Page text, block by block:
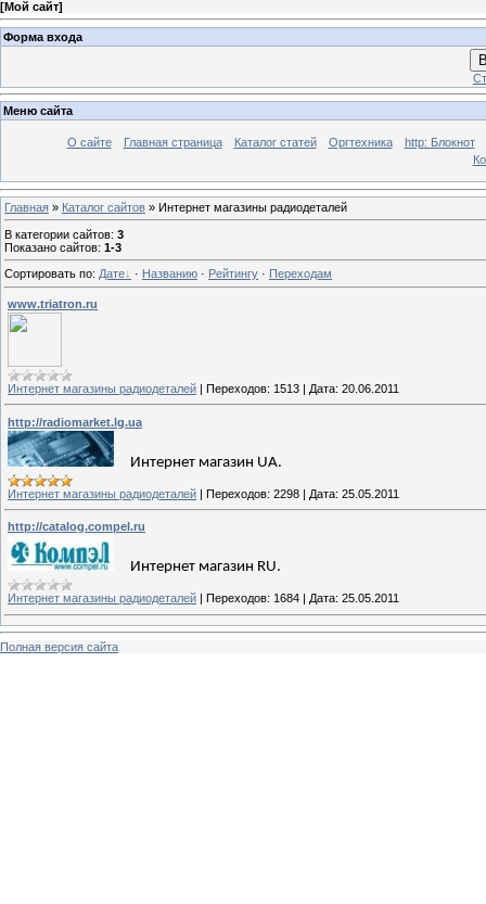
[Мой сайт]
Форма входа
Меню сайта
О сайте Главная страница Каталог статей Оргтехника
http: Блокнот
Главная » Каталог сайтов » Интернет магазины радиодеталей
В категории сайтов: 3
Показано сайтов: 1-3
Сортировать по: Дате · Названию · Рейтингу · Переходам
www.triatron.ru
Интернет магазины радиодеталей | Переходов: 1513 | Дата: 20.06.2011
http://radiomarket.lg.ua
Интернет магазин UA.
Интернет магазины радиодеталей | Переходов: 2298 | Дата: 25.05.2011
http://catalog.compel.ru
Интернет магазин RU.
Интернет магазины радиодеталей Переходов: 1684 Дата: 25.05.2011
Полная версия сайта